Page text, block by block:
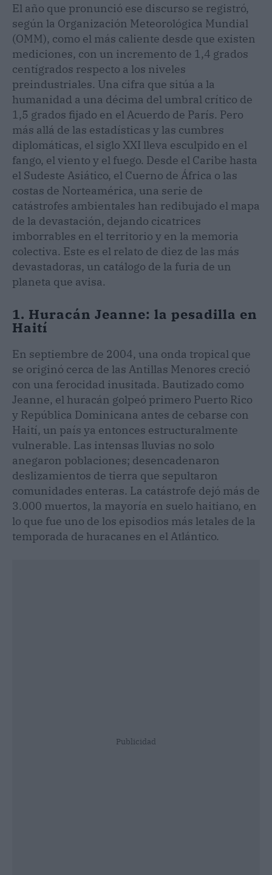
El año que pronunció ese discurso se registró,
según la Organización Meteorológica Mundial
(OMM), como el más caliente desde que existen
mediciones, con un incremento de 1,4 grados
centígrados respecto a los niveles
preindustriales. Una cifra que sitúa a la
humanidad a una décima del umbral crítico de
1,5 grados fijado en el Acuerdo de París. Pero
más allá de las estadísticas y las cumbres
diplomáticas, el siglo XXI lleva esculpido en el
fango, el viento y el fuego. Desde el Caribe hasta
el Sudeste Asiático, el Cuerno de África o las
costas de Norteamérica, una serie de
catástrofes ambientales han redibujado el mapa
de la devastación, dejando cicatrices
imborrables en el territorio y en la memoria
colectiva. Este es el relato de diez de las más
devastadoras, un catálogo de la furia de un
planeta que avisa.
1. Huracán Jeanne: la pesadilla en
Haití
En septiembre de 2004, una onda tropical que
se originó cerca de las Antillas Menores creció
con una ferocidad inusitada. Bautizado como
Jeanne, el huracán golpeó primero Puerto Rico
y República Dominicana antes de cebarse con
Haití, un país ya entonces estructuralmente
vulnerable. Las intensas lluvias no solo
anegaron poblaciones; desencadenaron
deslizamientos de tierra que sepultaron
comunidades enteras. La catástrofe dejó más de
3.000 muertos, la mayoría en suelo haitiano, en
lo que fue uno de los episodios más letales de la
temporada de huracanes en el Atlántico.
Publicidad